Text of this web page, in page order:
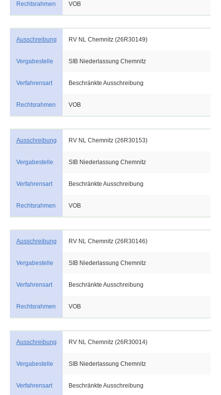
Rechtsrahmen VOB
Ausschreibung RV NL Chemnitz (26R30149)
Vergabestelle SIB Niederlassung Chemnitz
Verfahrensart Beschränkte Ausschreibung
Rechtsrahmen VOB
Ausschreibung RV NL Chemnitz (26R30153)
Vergabestelle SIB Niederlassung Chemnitz
Verfahrensart Beschränkte Ausschreibung
Rechtsrahmen VOB
Ausschreibung RV NL Chemnitz (26R30146)
Vergabestelle SIB Niederlassung Chemnitz
Verfahrensart Beschränkte Ausschreibung
Rechtsrahmen VOB
Ausschreibung RV NL Chemnitz (26R30014)
Vergabestelle SIB Niederlassung Chemnitz
Verfahrensart Beschränkte Ausschreibung